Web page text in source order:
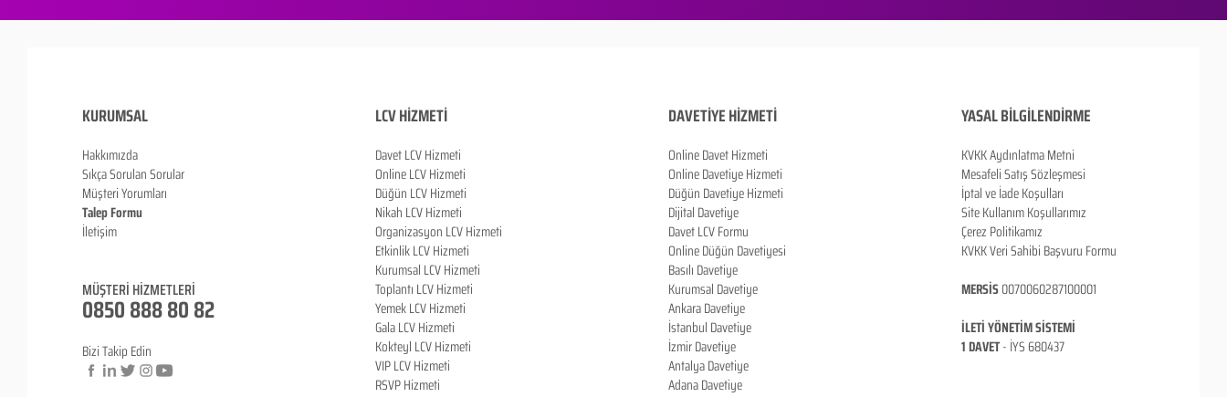
KURUMSAL
Hakkımızda
Sıkça Sorulan Sorular
Müşteri Yorumları
Talep Formu
İletişim
MÜŞTERİ HİZMETLERİ
0850 888 80 82
Bizi Takip Edin
LCV HİZMETİ
Davet LCV Hizmeti
Online LCV Hizmeti
Düğün LCV Hizmeti
Nikah LCV Hizmeti
Organizasyon LCV Hizmeti
Etkinlik LCV Hizmeti
Kurumsal LCV Hizmeti
Toplantı LCV Hizmeti
Yemek LCV Hizmeti
Gala LCV Hizmeti
Kokteyl LCV Hizmeti
VIP LCV Hizmeti
RSVP Hizmeti
DAVETİYE HİZMETİ
Online Davet Hizmeti
Online Davetiye Hizmeti
Düğün Davetiye Hizmeti
Dijital Davetiye
Davet LCV Formu
Online Düğün Davetiyesi
Basılı Davetiye
Kurumsal Davetiye
Ankara Davetiye
İstanbul Davetiye
İzmir Davetiye
Antalya Davetiye
Adana Davetiye
YASAL BİLGİLENDİRME
KVKK Aydınlatma Metni
Mesafeli Satış Sözleşmesi
İptal ve İade Koşulları
Site Kullanım Koşullarımız
Çerez Politikamız
KVKK Veri Sahibi Başvuru Formu
MERSİS0070060287100001
İLETİ YÖNETİM SİSTEMİ
1 DAVET- İYS 680437